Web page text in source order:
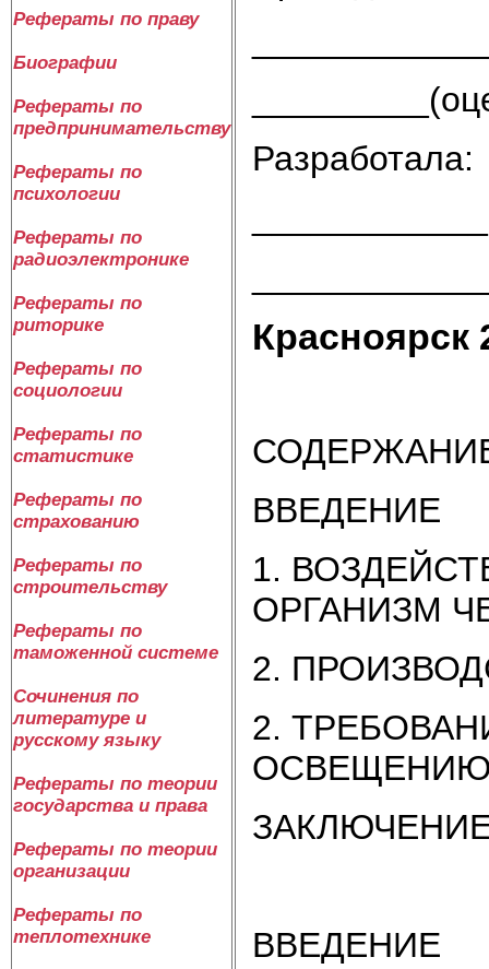
Рефераты по праву
Биографии
Рефераты по
предпринимательству
Рефераты по
психологии
Рефераты по
радиоэлектронике
Рефераты по
риторике
Рефераты по
социологии
Рефераты по
статистике
Рефераты по
страхованию
Рефераты по
строительству
Рефераты по
таможенной системе
Сочинения по
литературе и
русскому языку
Рефераты по теории
государства и права
Рефераты по теории
организации
Рефераты по
теплотехнике
Разработала:
Красноярск
ВВЕДЕНИЕ
1.
ОРГАНИЗМ
2.
2.
ВВЕДЕНИЕ